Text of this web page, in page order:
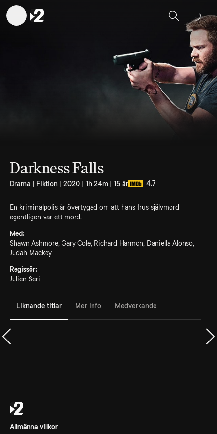
Sök
Darkness Falls
Drama | Fiktion | 2020 | 1h 24m | 15 år 4.7
En kriminalpolis är övertygad om att hans frus självmord
egentligen var ett mord.
Med:
Shawn Ashmore, Gary Cole, Richard Harmon, Daniella Alonso,
Judah Mackey
Regissör:
Julien Seri
Liknande titlar Mer info Medverkande
Allmänna villkor